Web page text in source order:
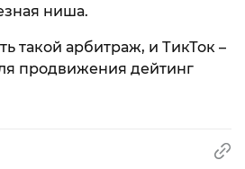
ниша.
такой арбитраж, и ТикТок –
продвижения дейтинг